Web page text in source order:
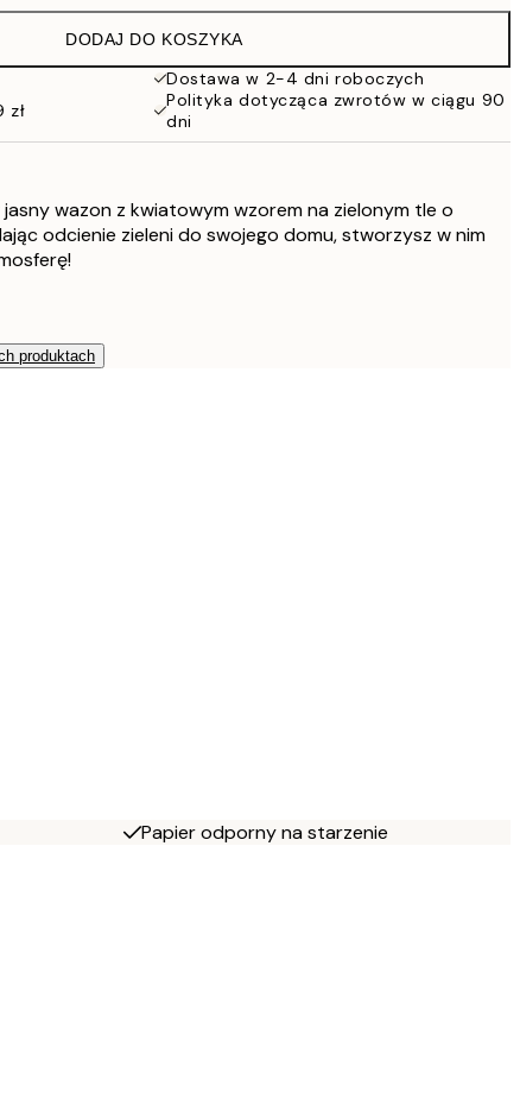
97 zł
152 zł
114 zł
DODAJ DO KOSZYKA
Dostawa w 2-4 dni roboczych
zł
Polityka dotycząca zwrotów w ciągu 90
dni
wazon z kwiatowym wzorem na zielonym tle o
odcienie zieleni do swojego domu, stworzysz w nim
produktach
Papier odporny na starzenie